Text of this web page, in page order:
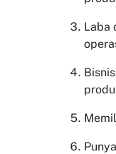
Laba